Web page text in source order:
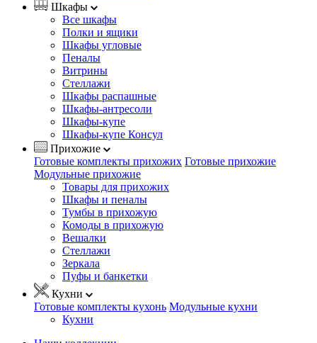
Шкафы
Все шкафы
Полки и ящики
Шкафы угловые
Пеналы
Витрины
Стеллажи
Шкафы распашные
Шкафы-антресоли
Шкафы-купе
Шкафы-купе Консул
Прихожие
Готовые комплекты прихожих Готовые прихожие
Модульные прихожие
Товары для прихожих
Шкафы и пеналы
Тумбы в прихожую
Комоды в прихожую
Вешалки
Стеллажи
Зеркала
Пуфы и банкетки
Кухни
Готовые комплекты кухонь Модульные кухни
Кухни